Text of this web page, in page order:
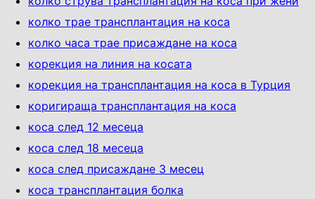
колко трае трансплантация на коса
колко часа трае присаждане на коса
корекция на линия на косата
корекция на трансплантация на коса в Турция
коригираща трансплантация на коса
коса след 12 месеца
коса след 18 месеца
коса след присаждане 3 месец
коса трансплантация болка